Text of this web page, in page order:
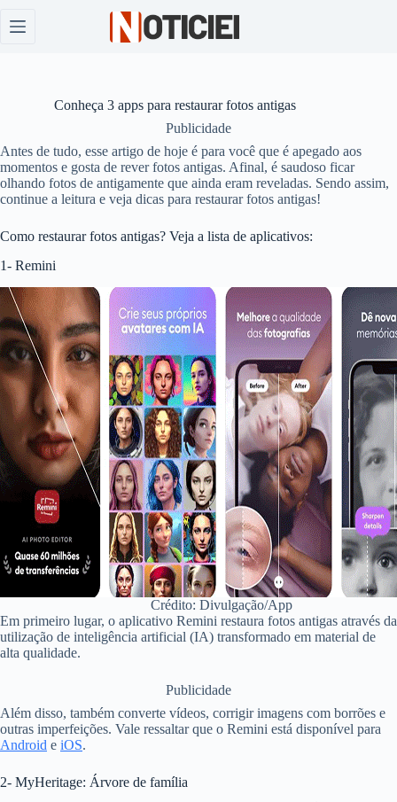
para
Conheça 3 apps para restaurar fotos antigas
Publicidade
Antes de tudo, esse artigo de hoje é para você que é apegado aos
momentos e gosta de rever fotos antigas. Afinal, é saudoso ficar
olhando fotos de antigamente que ainda eram reveladas. Sendo assim,
continue a leitura e veja dicas para restaurar fotos antigas!
Como restaurar fotos antigas? Veja a lista de aplicativos:
1- Remini
Crédito: Divulgação/App
Em primeiro lugar, o aplicativo Remini restaura fotos antigas através da
utilização de inteligência artificial (IA) transformado em material de
alta qualidade.
Publicidade
Além disso, também converte vídeos, corrigir imagens com borrões e
outras imperfeições. Vale ressaltar que o Remini está disponível para
Android e iOS.
2- MyHeritage: Árvore de família